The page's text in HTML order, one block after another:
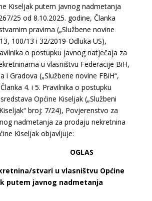
Kiseljak putem javnog nadmetanja
25 od 8.10.2025. godine, Članka
pravima („Službene novine
100/13 i 32/2019-Odluka US),
o postupku javnog natječaja za
u vlasništvu Federacije BiH,
i Gradova („Službene novine FBiH“,
4. i 5. Pravilnika o postupku
Općine Kiseljak („Službeni
broj: 7/24), Povjerenstvo za
nadmetanja za prodaju nekretnina
Kiseljak objavljuje:
OGLAS
stvari u vlasništvu Općine
putem javnog nadmetanja